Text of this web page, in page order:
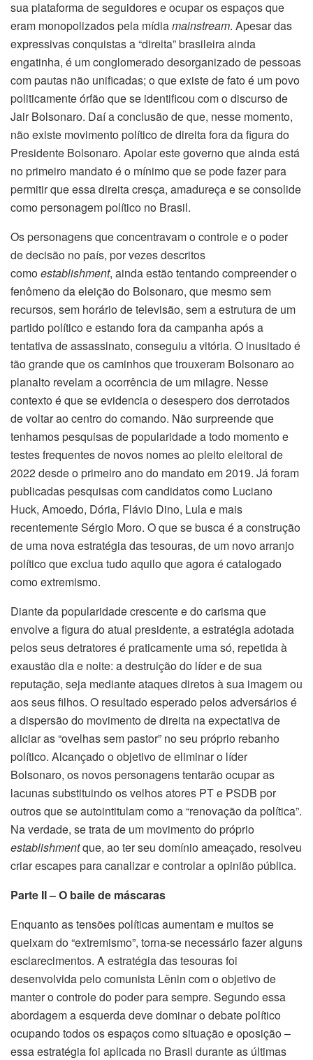
sua plataforma de seguidores e ocupar os espaços que
eram monopolizados pela mídiamainstream. Apesar das
expressivas conquistas a “direita” brasileira ainda
engatinha, é um conglomerado desorganizado de pessoas
com pautas não unificadas; o que existe de fato é um povo
politicamente órfão que se identificou com o discurso de
Jair Bolsonaro. Daí a conclusão de que, nesse momento,
não existe movimento político de direita fora da figura do
Presidente Bolsonaro. Apoiar este governo que ainda está
no primeiro mandato é o mínimo que se pode fazer para
permitir que essa direita cresça, amadureça e se consolide
como personagem político no Brasil.
Os personagens que concentravam o controle e o poder
de decisão no país, por vezes descritos
comoestablishment, ainda estão tentando compreender o
fenômeno da eleição do Bolsonaro, que mesmo sem
recursos, sem horário de televisão, sem a estrutura de um
partido político e estando fora da campanha após a
tentativa de assassinato, conseguiu a vitória. O inusitado é
tão grande que os caminhos que trouxeram Bolsonaro ao
planalto revelam a ocorrência de um milagre. Nesse
contexto é que se evidencia o desespero dos derrotados
de voltar ao centro do comando. Não surpreende que
tenhamos pesquisas de popularidade a todo momento e
testes frequentes de novos nomes ao pleito eleitoral de
2022 desde o primeiro ano do mandato em 2019. Já foram
publicadas pesquisas com candidatos como Luciano
Huck, Amoedo, Dória, Flávio Dino, Lula e mais
recentemente Sérgio Moro. O que se busca é a construção
de uma nova estratégia das tesouras, de um novo arranjo
político que exclua tudo aquilo que agora é catalogado
como extremismo.
Diante da popularidade crescente e do carisma que
envolve a figura do atual presidente, a estratégia adotada
pelos seus detratores é praticamente uma só, repetida à
exaustão dia e noite: a destruição do líder e de sua
reputação, seja mediante ataques diretos à sua imagem ou
aos seus filhos. O resultado esperado pelos adversários é
a dispersão do movimento de direita na expectativa de
aliciar as “ovelhas sem pastor” no seu próprio rebanho
político. Alcançado o objetivo de eliminar o líder
Bolsonaro, os novos personagens tentarão ocupar as
lacunas substituindo os velhos atores PT e PSDB por
outros que se autointitulam como a “renovação da política”.
Na verdade, se trata de um movimento do próprio
establishmentque, ao ter seu domínio ameaçado, resolveu
criar escapes para canalizar e controlar a opinião pública.
Parte II – O baile de máscaras
Enquanto as tensões políticas aumentam e muitos se
queixam do “extremismo”, torna-se necessário fazer alguns
esclarecimentos. A estratégia das tesouras foi
desenvolvida pelo comunista Lênin com o objetivo de
manter o controle do poder para sempre. Segundo essa
abordagem a esquerda deve dominar o debate político
ocupando todos os espaços como situação e oposição –
essa estratégia foi aplicada no Brasil durante as últimas